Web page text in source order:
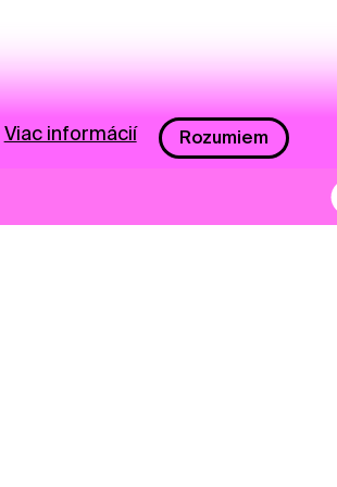
Viac informácií Rozumiem